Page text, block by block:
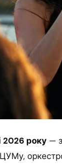
2026 року —